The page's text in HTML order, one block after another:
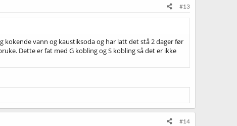
#13
vann og kaustiksoda og har latt det stå 2 dager før
Dette er fat med G kobling og S kobling så det er ikke
#14